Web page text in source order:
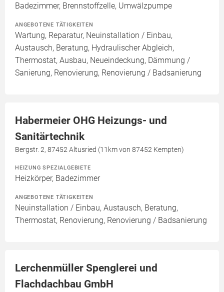
Badezimmer, Brennstoffzelle, Umwälzpumpe
ANGEBOTENE TÄTIGKEITEN
Wartung, Reparatur, Neuinstallation / Einbau,
Austausch, Beratung, Hydraulischer Abgleich,
Thermostat, Ausbau, Neueindeckung, Dämmung /
Sanierung, Renovierung, Renovierung / Badsanierung
Habermeier OHG Heizungs- und
Sanitärtechnik
Bergstr. 2, 87452 Altusried (11km von 87452 Kempten)
HEIZUNG SPEZIALGEBIETE
Heizkörper, Badezimmer
ANGEBOTENE TÄTIGKEITEN
Neuinstallation / Einbau, Austausch, Beratung,
Thermostat, Renovierung, Renovierung / Badsanierung
Lerchenmüller Spenglerei und
Flachdachbau GmbH